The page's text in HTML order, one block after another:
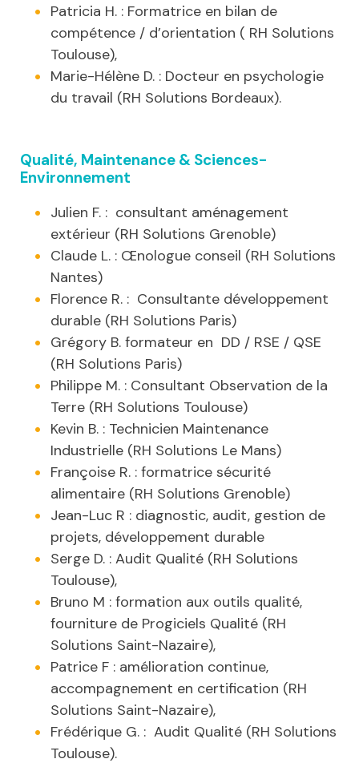
Patricia H. : Formatrice en bilan de
compétence / d’orientation ( RH Solutions
Toulouse),
Marie-Hélène D. : Docteur en psychologie
du travail (RH Solutions Bordeaux).
Qualité, Maintenance & Sciences-
Environnement
Julien F. : consultant aménagement
extérieur (RH Solutions Grenoble)
Claude L. : Œnologue conseil (RH Solutions
Nantes)
Florence R. : Consultante développement
durable (RH Solutions Paris)
Grégory B. formateur en DD / RSE / QSE
(RH Solutions Paris)
Philippe M. : Consultant Observation de la
Terre (RH Solutions Toulouse)
Kevin B. : Technicien Maintenance
Industrielle (RH Solutions Le Mans)
Françoise R. : formatrice sécurité
alimentaire (RH Solutions Grenoble)
Jean-Luc R : diagnostic, audit, gestion de
projets, développement durable
Serge D. : Audit Qualité (RH Solutions
Toulouse),
Bruno M : formation aux outils qualité,
fourniture de Progiciels Qualité (RH
Solutions Saint-Nazaire),
Patrice F : amélioration continue,
accompagnement en certification (RH
Solutions Saint-Nazaire),
Frédérique G. : Audit Qualité (RH Solutions
Toulouse).